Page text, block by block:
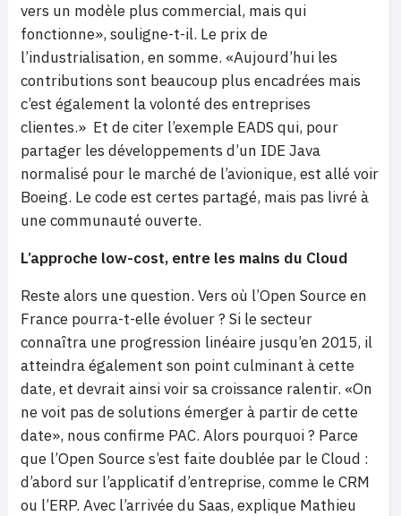
vers un modèle plus commercial, mais qui
fonctionne», souligne-t-il. Le prix de
l’industrialisation, en somme. «Aujourd’hui les
contributions sont beaucoup plus encadrées mais
c’est également la volonté des entreprises
clientes.» Et de citer l’exemple EADS qui, pour
partager les développements d’un IDE Java
normalisé pour le marché de l’avionique, est allé voir
Boeing. Le code est certes partagé, mais pas livré à
une communauté ouverte.
L’approche low-cost, entre les mains du Cloud
Reste alors une question. Vers où l’Open Source en
France pourra-t-elle évoluer ? Si le secteur
connaîtra une progression linéaire jusqu’en 2015, il
atteindra également son point culminant à cette
date, et devrait ainsi voir sa croissance ralentir. «On
ne voit pas de solutions émerger à partir de cette
date», nous confirme PAC. Alors pourquoi ? Parce
que l’Open Source s’est faite doublée par le Cloud :
d’abord sur l’applicatif d’entreprise, comme le CRM
ou l’ERP. Avec l’arrivée du Saas, explique Mathieu